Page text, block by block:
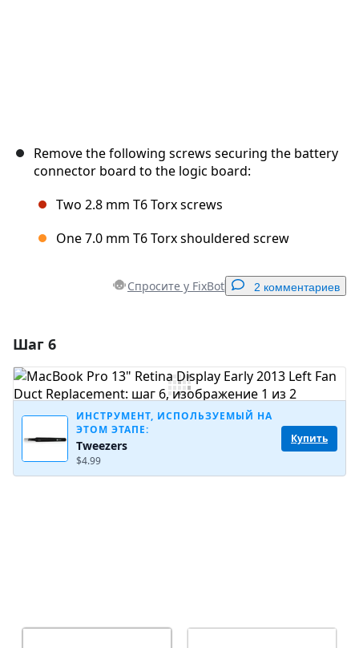
Remove the following screws securing the battery
connector board to the logic board:
Two 2.8 mm T6 Torx screws
One 7.0 mm T6 Torx shouldered screw
Спросите у FixBot 2 комментариев
Добавить комментарий
Оставить комментарий
Шаг 6
ИНСТРУМЕНТ, ИСПОЛЬЗУЕМЫЙ НА
ЭТОМ ЭТАПЕ:
Tweezers
$4.99
Купить